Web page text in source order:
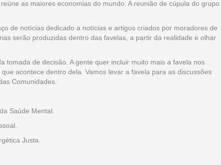
as maiores economias do mundo. A reunião de cúpula do grupo
de notícias dedicado a notícias e artigos criados por moradores de
serão produzidas dentro das favelas, a partir da realidade e olhar
tomada de decisão. A gente quer incluir muito mais a favela nos
acontece dentro dela. Vamos levar a favela para as discussões
Comunidades.
Saúde Mental.
Justa.